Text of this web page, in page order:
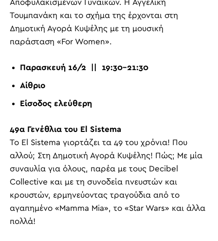
Αποφυλακισμένων Γυναικών. H Αγγελική
Τουμπανάκη και το σχήμα της έρχονται στη
Δημοτική Αγορά Κυψέλης με τη μουσική
παράσταση «For Women».
Παρασκευή 16/2 || 19:30-21:30
Αίθριο
Είσοδος ελεύθερη
49α Γενέθλια του El Sistema
Το El Sistema γιορτάζει τα 49 του χρόνια! Που
αλλού; Στη Δημοτική Αγορά Κυψέλης! Πώς; Με μία
συναυλία για όλους, παρέα με τους Decibel
Collective και με τη συνοδεία πνευστών και
κρουστών, ερμηνεύοντας τραγούδια από το
αγαπημένο «Mamma Mia», το «Star Wars» και άλλα
πολλά!